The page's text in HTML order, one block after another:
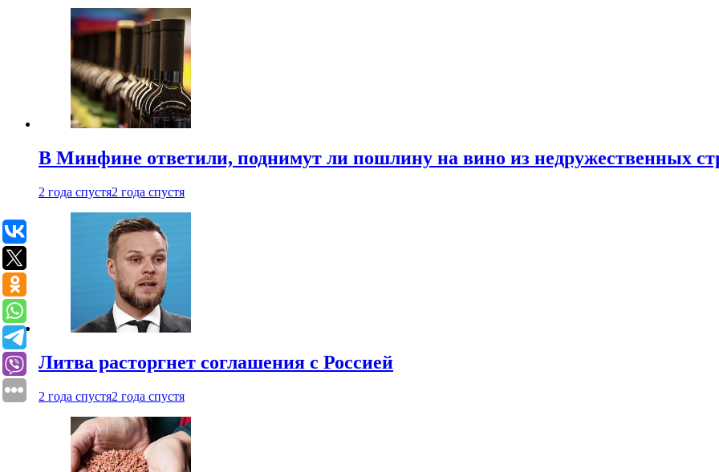
В Минфине ответили, поднимут ли пошлину на вино из недружественных
2 года спустя2 года спустя
Литва расторгнет соглашения с Россией
2 года спустя2 года спустя